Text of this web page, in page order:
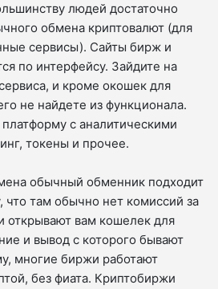
людей достаточно
обмена криптовалют (для
сервисы). Сайты бирж и
по интерфейсу. Зайдите на
и кроме окошек для
не найдете из функционала.
с аналитическими
токены и прочее.
обычный обменник подходит
там обычно нет комиссий за
открывают вам кошелек для
и вывод с которого бывают
многие биржи работают
без фиата. Криптобиржи